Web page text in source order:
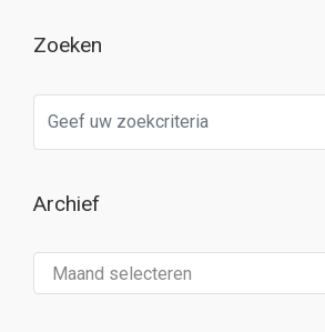
Zoeken
Archief